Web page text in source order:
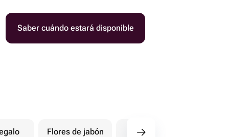
Saber cuándo estará disponible
Flores de jabón Postales